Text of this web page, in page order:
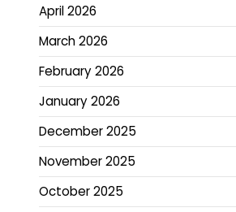
April 2026
March 2026
February 2026
January 2026
December 2025
November 2025
October 2025